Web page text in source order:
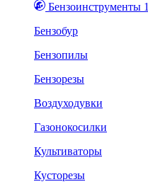
Бензоинструменты 1
Бензобур
Бензопилы
Бензорезы
Воздуходувки
Газонокосилки
Культиваторы
Кусторезы